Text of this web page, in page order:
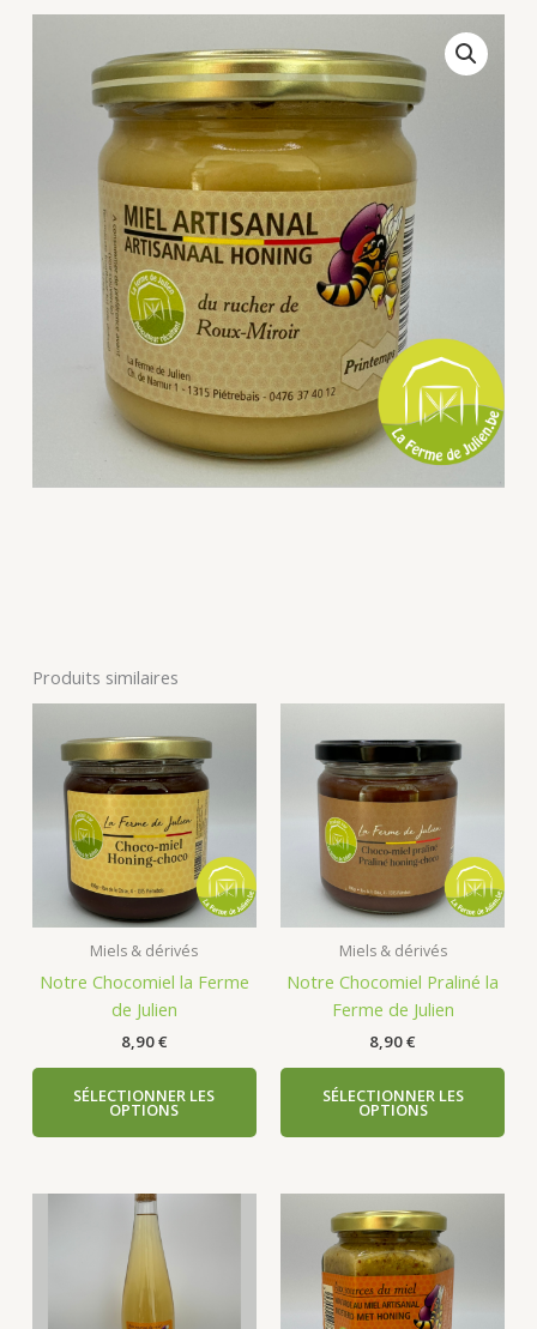
de
Produits similaires
Miels & dérivés
Notre Chocomiel la Ferme
de Julien
8,90€
SÉLECTIONNER LES
OPTIONS
Miels & dérivés
Notre Chocomiel Praliné la
Ferme de Julien
8,90€
SÉLECTIONNER LES
OPTIONS